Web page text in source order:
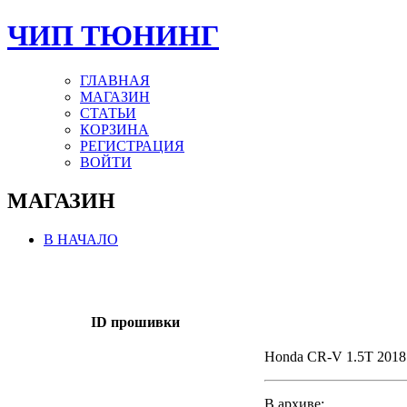
ЧИП ТЮНИНГ
ГЛАВНАЯ
МАГАЗИН
СТАТЬИ
КОРЗИНА
РЕГИСТРАЦИЯ
ВОЙТИ
МАГАЗИН
В НАЧАЛО
ID прошивки
Honda CR-V 1.5T 2018
В архиве: